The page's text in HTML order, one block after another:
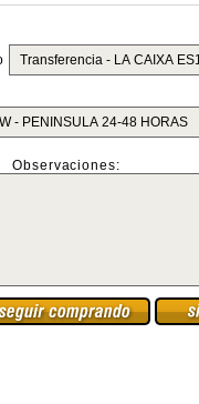
Observaciones: